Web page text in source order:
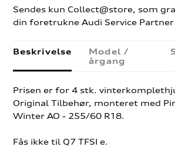
Sendes kun Collect@store, som
din foretrukne Audi Service Partner
Beskrivelse
Model /
årgang
Prisen er for 4 stk.
Original Tilbehør, monteret med
Winter AO - 255/60 R18.
Fås ikke til Q7 TFSI e.